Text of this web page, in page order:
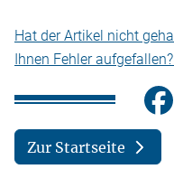
Hat der Artikel nicht
Ihnen Fehler
Zur Startseite